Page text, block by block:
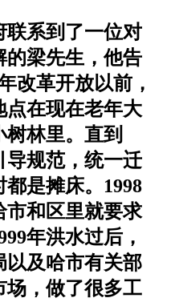
联系到了一位对
的梁先生，他告
改革开放以前，
点在现在老年大
林里。直到
导规范，统一迁
是摊床。1998
市和区里就要求
年洪水过后，
以及哈市有关部
场，做了很多工